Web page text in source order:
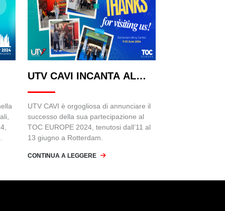
UTV CAVI INCANTA AL
TOC EUROPE 2024:
UTV CAVI è orgogliosa di annunciare il
successo della sua partecipazione al
TOC EUROPE 2024, tenutosi dall’11 al
13 giugno a Rotterdam.
CONTINUA A LEGGERE